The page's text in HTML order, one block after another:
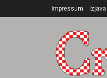
Impressum